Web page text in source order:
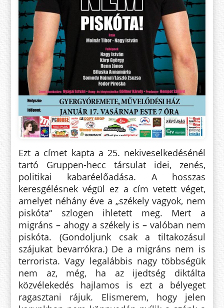
Ezt a címet kapta a 25. nekiveselkedésénél
tartó Gruppen-hecc társulat idei, zenés,
politikai kabaréelőadása. A hosszas
keresgélésnek végül ez a cím vetett véget,
amelyet néhány éve a „székely vagyok, nem
piskóta“ szlogen ihletett meg. Mert a
migráns – ahogy a székely is – valóban nem
piskóta. (Gondoljunk csak a tiltakozásul
szájukat bevarrókra.) De a migráns nem is
terrorista. Vagy legalábbis nagy többségük
nem az, még, ha az ijedtség diktálta
közvélekedés hajlamos is ezt a bélyeget
ragasztani rájuk. Elismerem, hogy jelen